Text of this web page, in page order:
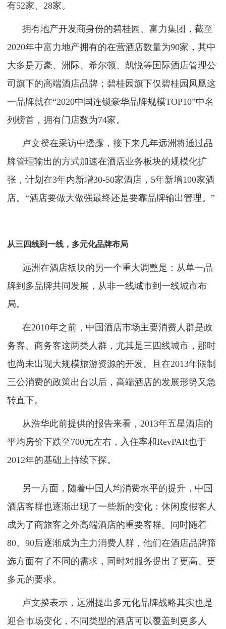
有52家、28家。
拥有地产开发商身份的碧桂园、富力集团，截至
2020年中富力地产拥有的在营酒店数量为90家，其中
大多是万豪、洲际、希尔顿、凯悦等国际酒店管理公
司旗下的高端酒店品牌；碧桂园旗下仅碧桂园凤凰这
一品牌就在“2020中国连锁豪华品牌规模TOP10”中名
列榜首，拥有门店数为74家。
卢文揆在采访中透露，接下来几年远洲将通过品
牌管理输出的方式加速在酒店业务板块的规模化扩
张，计划在3年内新增30-50家酒店，5年新增100家酒
店。“酒店要做大做强最终还是要靠品牌输出管理。”
从三四线到一线，多元化品牌布局
远洲在酒店板块的另一个重大调整是：从单一品
牌到多品牌共同发展，从非一线城市到一线城市布
局。
在2010年之前，中国酒店市场主要消费人群是政
务客、商务客这两类人群，尤其是三四线城市，那时
也尚未出现大规模旅游资源的开发。且在2013年限制
三公消费的政策出台以后，高端酒店的发展形势又急
转直下。
从浩华此前提供的报告来看，2013年五星酒店的
平均房价下跌至700元左右，入住率和RevPAR也于
2012年的基础上持续下探。
另一方面，随着中国人均消费水平的提升，中国
酒店客群也逐渐出现了一些新的变化：休闲度假客人
成为了商旅客之外高端酒店的重要客群。同时随着
80、90后逐渐成为主力消费人群，他们在酒店品牌筛
选方面有了不同的需求，同时对服务提出了更高、更
多元的要求。
卢文揆表示，远洲提出多元化品牌战略其实也是
迎合市场变化，不同类型的酒店可以覆盖到更多人